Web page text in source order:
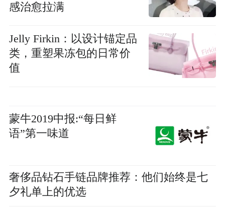
感治愈拉满
Jelly Firkin：以设计锚定品
类，重塑果冻包的日常价
值
蒙牛2019中报:“每日鲜
语”第一味道
奢侈品钻石手链品牌推荐：他们始终是七
夕礼单上的优选